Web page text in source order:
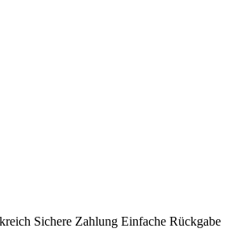
Sichere Zahlung Einfache Rückgabe